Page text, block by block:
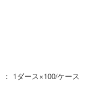
1ダース×100/ケース